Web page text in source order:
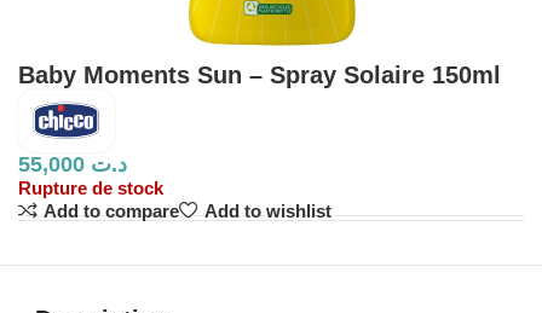
Baby Moments Sun – Spray Solaire 150ml
د.ت
Rupture de stock
Add to compare
Add to wishlist